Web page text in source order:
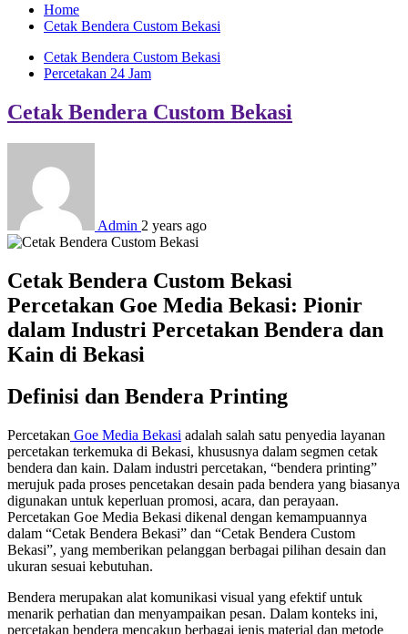
Home
Cetak Bendera Custom Bekasi
Cetak Bendera Custom Bekasi
Percetakan 24 Jam
Cetak Bendera Custom Bekasi
Admin 2 years ago
Cetak Bendera Custom Bekasi
Percetakan Goe Media Bekasi: Pionir
dalam Industri Percetakan Bendera dan
Kain di Bekasi
Definisi dan Bendera Printing
Percetakan Goe Media Bekasi adalah salah satu penyedia layanan
percetakan terkemuka di Bekasi, khususnya dalam segmen cetak
bendera dan kain. Dalam industri percetakan, “bendera printing”
merujuk pada proses pencetakan desain pada bendera yang biasanya
digunakan untuk keperluan promosi, acara, dan perayaan.
Percetakan Goe Media Bekasi dikenal dengan kemampuannya
dalam “Cetak Bendera Bekasi” dan “Cetak Bendera Custom
Bekasi”, yang memberikan pelanggan berbagai pilihan desain dan
ukuran sesuai kebutuhan.
Bendera merupakan alat komunikasi visual yang efektif untuk
menarik perhatian dan menyampaikan pesan. Dalam konteks ini,
percetakan bendera mencakup berbagai jenis material dan metode